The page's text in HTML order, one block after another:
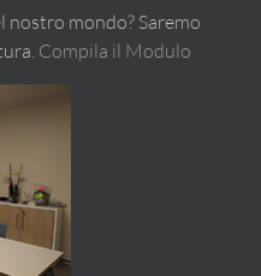
mondo? Saremo
Compila il Modulo